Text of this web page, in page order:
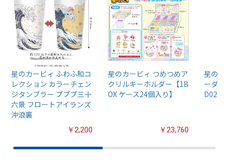
星のカービィ ふわふ和コ
レクション カラーチェン
ジタンブラー プププ三十
六景 フロートアイランズ
沖浪裏
￥2,200
星のカービィ つめつめア
クリルキーホルダー【1B
OX ケース24個入り】
￥23,760
星のカ
ーダイ
D02